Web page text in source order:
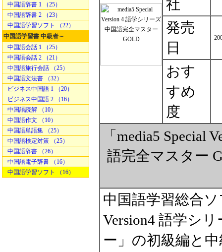
中国語辞書 1 （25）
中国語辞書 2 （23）
中国語学習ソフト （22）
中国語学習書 中級者～
中国語会話 1 （25）
中国語会話 2 （21）
中国語旅行会話 （25）
中国語文法書 （32）
ビジネス中国語 1 （20）
ビジネス中国語 2 （16）
中国語読解 （10）
中国語作文 （10）
中国語単語集 （25）
中国語検定対策 （25）
中国語辞書 （26）
中国語電子辞書 （16）
中国語学習ソフト （16）
社
発売
日
おす
すめ
度
「media5 Special
語完全マスター
中国語学習総合ソ
Version4 語学シ
ー」の初級編と